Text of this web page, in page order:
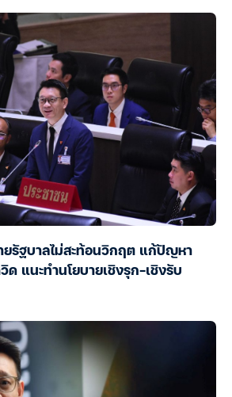
ายรัฐบาลไม่สะท้อนวิกฤต แก้ปัญหา
ด แนะทำนโยบายเชิงรุก-เชิงรับ